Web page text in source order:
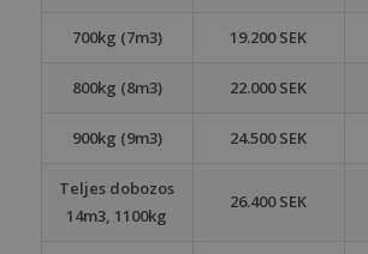
700kg (7m3) 19.200 SEK
800kg (8m3) 22.000 SEK
900kg (9m3) 24.500 SEK
Teljes dobozos
14m3, 1100kg
26.400 SEK